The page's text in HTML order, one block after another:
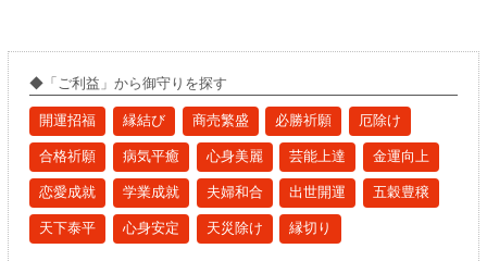
◆「ご利益」から御守りを探す
開運招福 縁結び 商売繁盛 必勝祈願 厄除け
合格祈願 病気平癒 心身美麗 芸能上達 金運向上
恋愛成就 学業成就 夫婦和合 出世開運 五穀豊穣
天下泰平 心身安定 天災除け 縁切り